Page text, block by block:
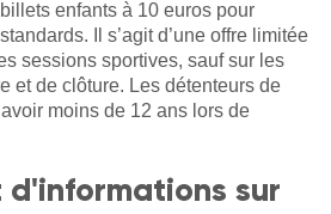
enfants à 10 euros pour
Il s’agit d’une offre limitée
sessions sportives, sauf sur les
et de clôture. Les détenteurs de
moins de 12 ans lors de
d'informations sur